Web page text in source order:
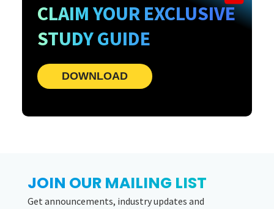
CLAIM YOUR EXCLUSIVE
STUDY GUIDE
DOWNLOAD
JOIN OUR MAILING LIST
Get announcements, industry updates and